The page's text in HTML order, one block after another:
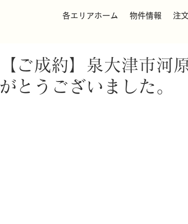
各エリアホーム 物件情報 注
【ご成約】泉大津市河
がとうございました。